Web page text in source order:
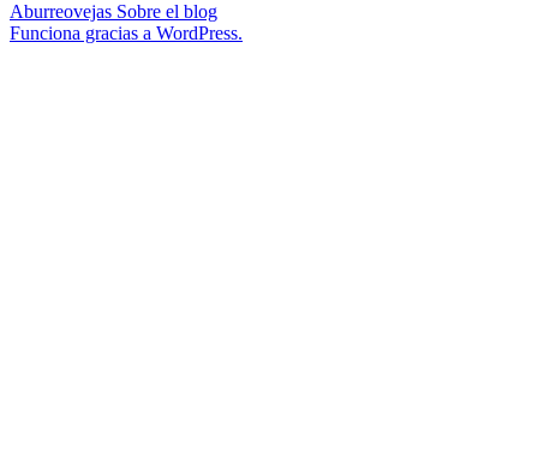
Aburreovejas Sobre el blog
Funciona gracias a WordPress.